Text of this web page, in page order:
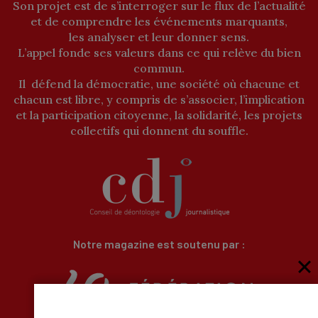
Son projet est de s’interroger sur le flux de l’actualité
et de comprendre les événements marquants,
les analyser et leur donner sens.
L’appel fonde ses valeurs dans ce qui relève du bien
commun.
Il défend la démocratie, une société où chacune et
chacun est libre, y compris de s’associer, l’implication
et la participation citoyenne, la solidarité, les projets
collectifs qui donnent du souffle.
Notre magazine est soutenu par :